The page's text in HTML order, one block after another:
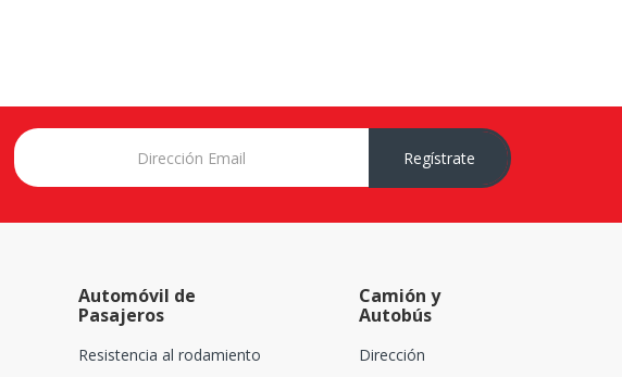
Regístrate
Automóvil de
Pasajeros
Resistencia al rodamiento
Camión y
Autobús
Dirección